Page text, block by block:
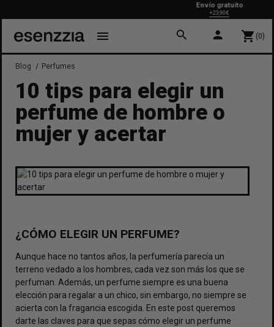
menu search person shopping_cart (0)
Blog Perfumes
10 tips para elegir un
perfume de hombre o
mujer y acertar
¿CÓMO ELEGIR UN PERFUME?
Aunque hace no tantos años, la perfumería parecía un
terreno vedado a los hombres, cada vez son más los que se
perfuman. Además, un perfume siempre es una buena
elección para regalar a un chico, sin embargo, no siempre se
acierta con la fragancia escogida. En este post queremos
darte las claves para que sepas cómo elegir un perfume